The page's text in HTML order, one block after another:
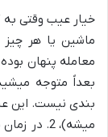
خیار عیب وقتی
ماشین یا هر چیز
معامله پنهان
بعداً متوجه